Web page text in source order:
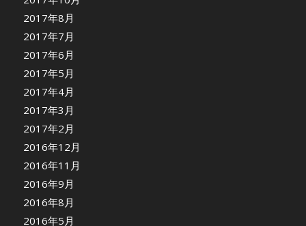
2017年8月
2017年7月
2017年6月
2017年5月
2017年4月
2017年3月
2017年2月
2016年12月
2016年11月
2016年9月
2016年8月
2016年5月